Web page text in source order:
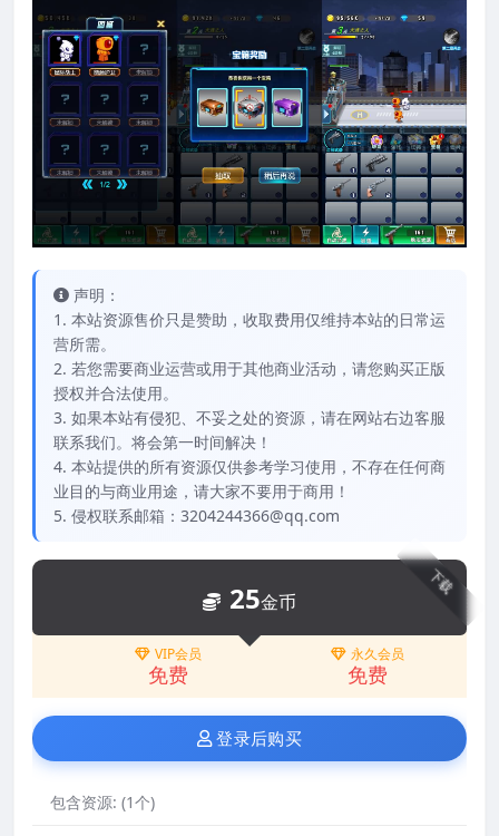
声明：
1. 本站资源售价只是赞助，收取费用仅维持本站的日常运
营所需。
2. 若您需要商业运营或用于其他商业活动，请您购买正版
授权并合法使用。
3. 如果本站有侵犯、不妥之处的资源，请在网站右边客服
联系我们。将会第一时间解决！
4. 本站提供的所有资源仅供参考学习使用，不存在任何商
业目的与商业用途，请大家不要用于商用！
5. 侵权联系邮箱：3204244366@qq.com
下载
25金币
VIP会员
免费
永久会员
免费
登录后购买
包含资源: (1个)